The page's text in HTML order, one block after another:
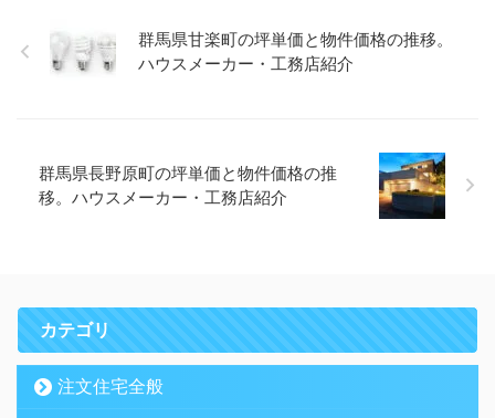
群馬県甘楽町の坪単価と物件価格の推移。
ハウスメーカー・工務店紹介
群馬県長野原町の坪単価と物件価格の推
移。ハウスメーカー・工務店紹介
カテゴリ
注文住宅全般